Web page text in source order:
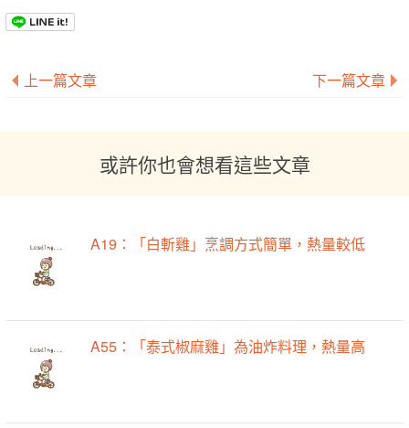
上一篇文章 下一篇文章
或許你也會想看這些文章
A19：「白斬雞」烹調方式簡單，熱量較低
A55：「泰式椒麻雞」為油炸料理，熱量高